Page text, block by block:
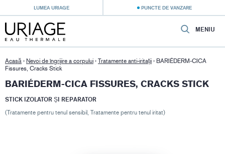
LUMEA URIAGE PUNCTE DE VANZARE
MENIU
Acasă › Nevoi de îngrijire a corpului › Tratamente anti-iritații › BARIÉDERM-CICA
Fissures, Cracks Stick
BARIÉDERM-CICA FISSURES, CRACKS STICK
STICK IZOLATOR ȘI REPARATOR
(Tratamente pentru tenul sensibil, Tratamente pentru tenul iritat)